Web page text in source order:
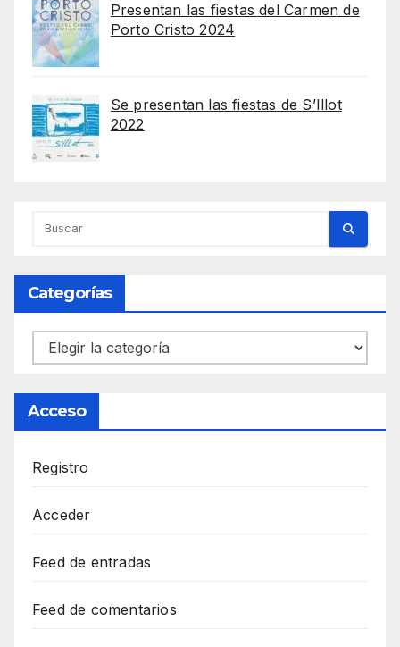
Presentan las fiestas del Carmen de
Porto Cristo 2024
Se presentan las fiestas de S’Illot
2022
Categorías
Categorías
Acceso
Registro
Acceder
Feed de entradas
Feed de comentarios